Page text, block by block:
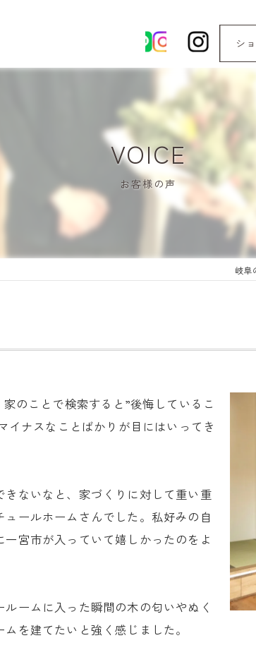
シ
VOICE
お客様の声
岐阜
のことで検索すると”後悔しているこ
イナスなことばかりが目にはいってき
ないなと、家づくりに対して重い重
ールホームさんでした。私好みの自
宮市が入っていて嬉しかったのをよ
ームに入った瞬間の木の匂いやぬく
を建てたいと強く感じました。